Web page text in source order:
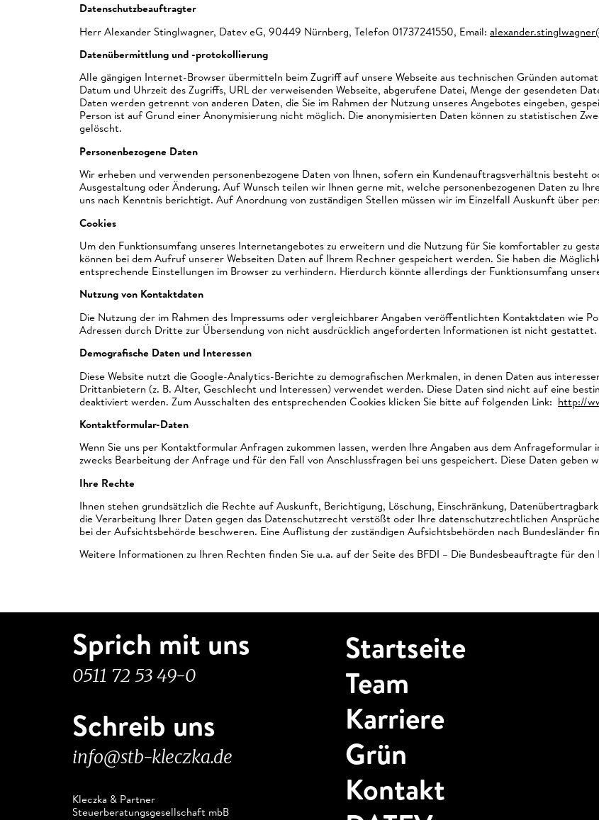
Datenschutzbeauftragter
Herr Alexander Stinglwagner, Datev eG, 90449 Nürnberg, Telefon 01737241550, Email:
Datenübermittlung und -protokollierung
Alle gängigen Internet-Browser übermitteln beim Zugriff auf unsere Webseite aus technischen Gründen
Datum und Uhrzeit des Zugriffs, URL der verweisenden Webseite, abgerufene Datei, Menge der gesendeten
Daten werden getrennt von anderen Daten, die Sie im Rahmen der Nutzung unseres Angebotes eingeben,
Person ist auf Grund einer Anonymisierung nicht möglich. Die anonymisierten Daten können zu statistischen
gelöscht.
Personenbezogene Daten
Wir erheben und verwenden personenbezogene Daten von Ihnen, sofern ein Kundenauftragsverhältnis besteht
Ausgestaltung oder Änderung. Auf Wunsch teilen wir Ihnen gerne mit, welche personenbezogenen Daten zu
uns nach Kenntnis berichtigt. Auf Anordnung von zuständigen Stellen müssen wir im Einzelfall Auskunft über
Cookies
Um den Funktionsumfang unseres Internetangebotes zu erweitern und die Nutzung für Sie komfortabler zu
können bei dem Aufruf unserer Webseiten Daten auf Ihrem Rechner gespeichert werden. Sie haben die
entsprechende Einstellungen im Browser zu verhindern. Hierdurch könnte allerdings der Funktionsumfang
Nutzung von Kontaktdaten
Die Nutzung der im Rahmen des Impressums oder vergleichbarer Angaben veröffentlichten Kontaktdaten wie
Adressen durch Dritte zur Übersendung von nicht ausdrücklich angeforderten Informationen ist nicht gestattet.
Demografische Daten und Interessen
Diese Website nutzt die Google-Analytics-Berichte zu demografischen Merkmalen, in denen Daten aus
Drittanbietern (z. B. Alter, Geschlecht und Interessen) verwendet werden. Diese Daten sind nicht auf eine
deaktiviert werden. Zum Ausschalten des entsprechenden Cookies klicken Sie bitte auf folgenden Link: http://
Kontaktformular-Daten
Wenn Sie uns per Kontaktformular Anfragen zukommen lassen, werden Ihre Angaben aus dem
zwecks Bearbeitung der Anfrage und für den Fall von Anschlussfragen bei uns gespeichert. Diese Daten geben
Ihre Rechte
Ihnen stehen grundsätzlich die Rechte auf Auskunft, Berichtigung, Löschung, Einschränkung,
die Verarbeitung Ihrer Daten gegen das Datenschutzrecht verstößt oder Ihre datenschutzrechtlichen
bei der Aufsichtsbehörde beschweren. Eine Auflistung der zuständigen Aufsichtsbehörden nach Bundesländer
Weitere Informationen zu Ihren Rechten finden Sie u.a. auf der Seite des BFDI – Die Bundesbeauftragte für
Sprich mit uns
0511 72 53 49-0
Schreib uns
info@stb-kleczka.de
Kleczka & Partner
Steuerberatungsgesellschaft mbB
Startseite
Team
Karriere
Grün
Kontakt